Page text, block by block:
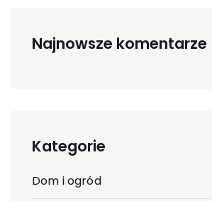
Najnowsze komentarze
Kategorie
Dom i ogród